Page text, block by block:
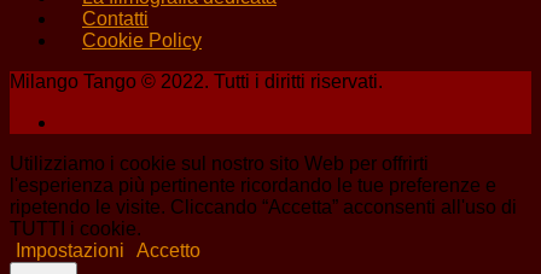
Contatti
Cookie Policy
Milango Tango © 2022. Tutti i diritti riservati.
Utilizziamo i cookie sul nostro sito Web per offrirti
l'esperienza più pertinente ricordando le tue preferenze e
ripetendo le visite. Cliccando “Accetta” acconsenti all'uso di
TUTTI i cookie.
Impostazioni
Accetto